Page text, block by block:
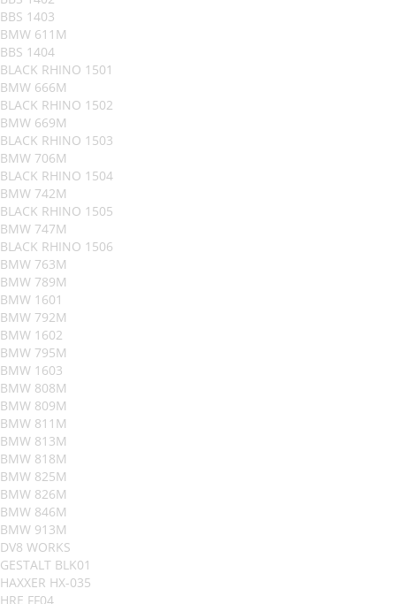
BBS 1403
BMW 611M
BBS 1404
BLACK RHINO 1501
BMW 666M
BLACK RHINO 1502
BMW 669M
BLACK RHINO 1503
BMW 706M
BLACK RHINO 1504
BMW 742M
BLACK RHINO 1505
BMW 747M
BLACK RHINO 1506
BMW 763M
BMW 789M
BMW 1601
BMW 792M
BMW 1602
BMW 795M
BMW 1603
BMW 808M
BMW 809M
BMW 811M
BMW 813M
BMW 818M
BMW 825M
BMW 826M
BMW 846M
BMW 913M
DV8 WORKS
GESTALT BLK01
HAXXER HX-035
HRE FF04